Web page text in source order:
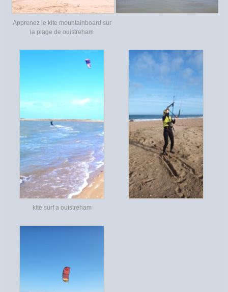
Apprenez le kite mountainboard sur
la plage de ouistreham
kite surf a ouistreham